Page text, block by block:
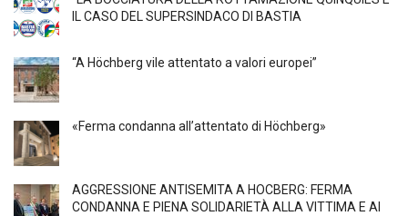
IL CASO DEL SUPERSINDACO DI BASTIA
“A Höchberg vile attentato a valori europei”
«Ferma condanna all’attentato di Höchberg»
AGGRESSIONE ANTISEMITA A HÖCBERG: FERMA
CONDANNA E PIENA SOLIDARIETÀ ALLA VITTIMA E AI